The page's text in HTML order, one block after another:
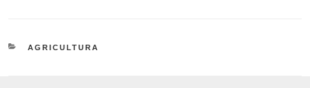
CATEGORIES
AGRICULTURA